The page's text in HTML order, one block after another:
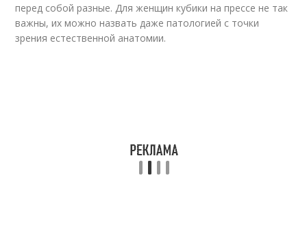
перед собой разные. Для женщин кубики на прессе не так
важны, их можно назвать даже патологией с точки
зрения естественной анатомии.